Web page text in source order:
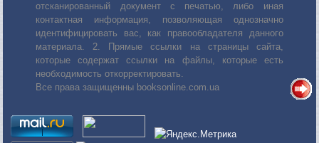
отсканированный документ с печатью, либо иная
контактная информация, позволяющая однозначно
идентифицировать вас, как правообладателя данного
материала. 2. Прямые ссылки на страницы сайта,
которые содержат ссылки на файлы, которые есть
необходимость откорректировать.
Все права защищенны booksonline.com.ua